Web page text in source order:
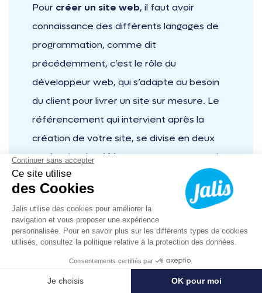
Pour créer un site web, il faut avoir
connaissance des différents langages de
programmation, comme dit
précédemment, c’est le rôle du
développeur web, qui s’adapte au besoin
du client pour livrer un site sur mesure. Le
référencement qui intervient après la
création de votre site, se divise en deux
catégories, le référencement payant qui
consiste à payer pour apparaître dans les
pages de résultats d’un moteur de
recherche. Le référencement naturel est
lui gratuit, mais demande du temps et des
connaissances spécifiques, c’est pourquoi il
est préférable d’être accompagné dans ce
domaine. Enfin, une
agence de
04 12 16 07 53 Prendre RDV